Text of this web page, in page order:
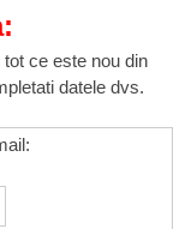
ce este nou din
datele dvs.